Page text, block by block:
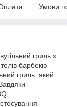
Умови
гриль з
барбекю
гриль, який